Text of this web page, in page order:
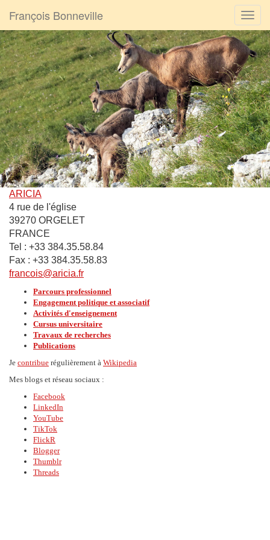
François Bonneville
ARICIA
4 rue de l'église
39270 ORGELET
FRANCE
Tel : +33 384.35.58.84
Fax : +33 384.35.58.83
francois@aricia.fr
Parcours professionnel
Engagement politique et associatif
Activités d'enseignement
Cursus universitaire
Travaux de recherches
Publications
Je contribue régulièrement à Wikipedia
Mes blogs et réseau sociaux :
Facebook
LinkedIn
YouTube
TikTok
FlickR
Blogger
Thumblr
Threads